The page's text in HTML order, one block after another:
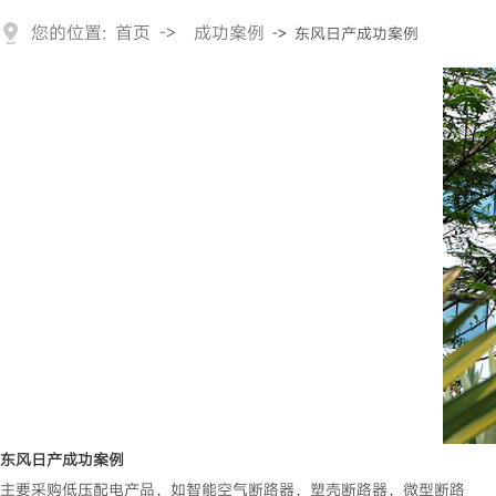
您的位置: 首页 -> 成功案例 -> 东风日产成功案例
东风日产成功案例
主要采购低压配电产品，如智能空气断路器，塑壳断路器，微型断路